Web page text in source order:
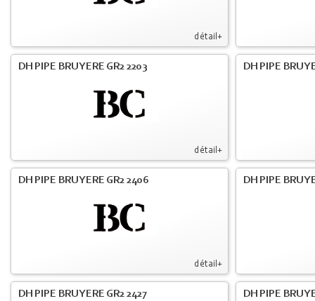
détail+
détail+
DH PIPE BRUYERE GR2 2203 DH PIPE
détail+
DH PIPE BRUYERE GR2 2406 DH PIPE
DH PIPE BRUYERE GR2 2427 DH PIPE